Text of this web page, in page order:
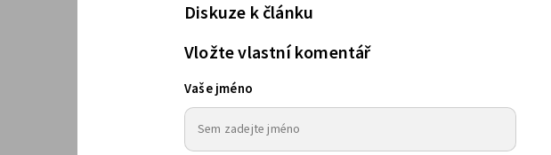
Diskuze k článku
Vložte vlastní komentář
Vaše jméno